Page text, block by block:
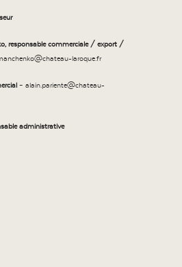
responsable commerciale / export /
laroque.fr
– alain.pariente@chateau-
administrative